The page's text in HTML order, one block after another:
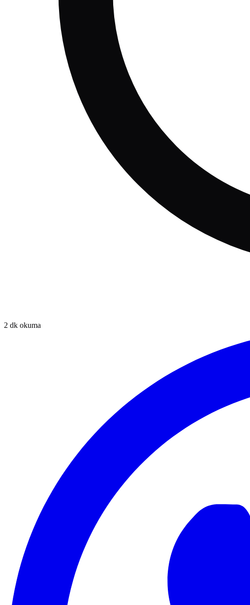
2 dk okuma